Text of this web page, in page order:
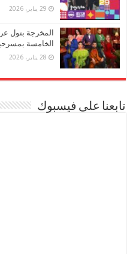
29 يناير، 2026
المخرجة بتول
الخامسة
28 يناير، 2026
تابعنا على فيسبوك